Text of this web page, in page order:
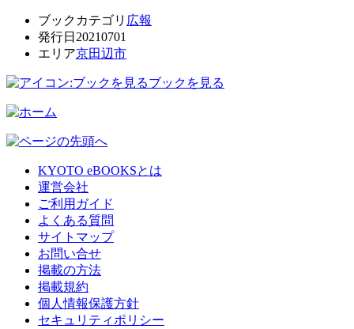
ブックカテゴリ 広報
発行日 20210701
エリア京田辺市
ブックを見る
KYOTO eBOOKSとは
運営会社
ご利用ガイド
よくある質問
サイトマップ
お問い合せ
掲載の方法
掲載規約
個人情報保護方針
セキュリティポリシー